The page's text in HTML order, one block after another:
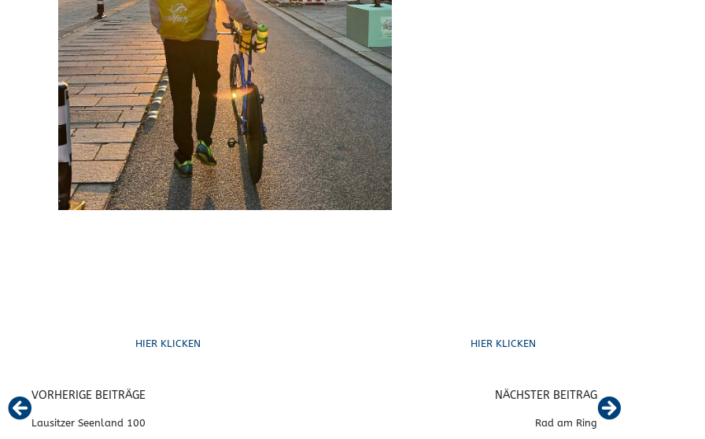
HIER KLICKEN HIER KLICKEN
VORHERIGE BEITRÄGE
Lausitzer Seenland 100
NÄCHSTER BEITRAG
Rad am Ring